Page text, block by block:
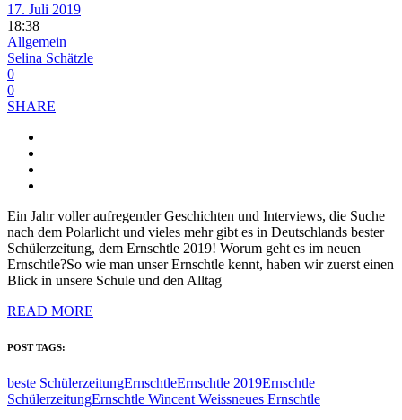
17. Juli 2019
18:38
Allgemein
Selina Schätzle
0
0
SHARE
Ein Jahr voller aufregender Geschichten und Interviews, die Suche
nach dem Polarlicht und vieles mehr gibt es in Deutschlands bester
Schülerzeitung, dem Ernschtle 2019! Worum geht es im neuen
Ernschtle?So wie man unser Ernschtle kennt, haben wir zuerst einen
Blick in unsere Schule und den Alltag
READ MORE
POST TAGS:
beste SchülerzeitungErnschtleErnschtle 2019Ernschtle
SchülerzeitungErnschtle Wincent Weissneues Ernschtle